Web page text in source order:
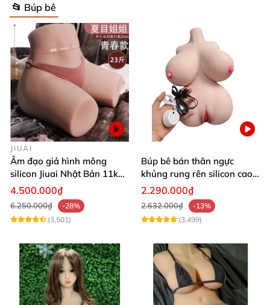
📂 Búp bê
JIUAI
Âm đạo giả hình mông
silicon Jiuai Nhật Bản 11kg
kích cỡ thật
4.500.000₫
6.250.000₫
-28%
(3,501)
Búp bê bán thân ngực
khủng rung rên silicon cao
cấp kích thích cực đã
2.290.000₫
2.632.000₫
-13%
(3,499)